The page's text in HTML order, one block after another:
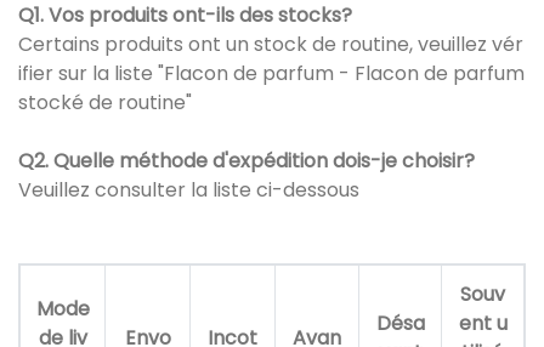
Q1. Vos produits ont-ils des stocks?
Certains produits ont un stock de routine, veuillez vér
ifier sur la liste "Flacon de parfum - Flacon de parfum
stocké de routine"
Q2. Quelle méthode d'expédition dois-je choisir?
Veuillez consulter la liste ci-dessous
Mode
de liv
Envo
Incot
Avan
Désa
Souv
ent u